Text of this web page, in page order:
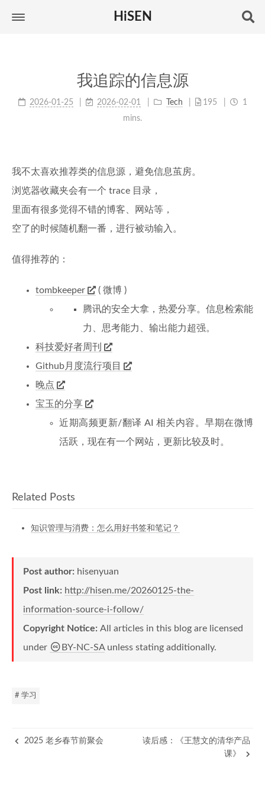
HiSEN
我追踪的信息源
2026-01-25 2026-02-01 Tech 195
1
mins.
我不太喜欢推荐类的信息源，避免信息茧房。
浏览器收藏夹会有一个 trace 目录，
里面有很多觉得不错的博客、网站等，
空了的时候随机翻一番，进行被动输入。
值得推荐的：
tombkeeper
( 微博 )
腾讯的安全大拿，热爱分享。信息检索能
力、思考能力、输出能力超强。
科技爱好者周刊
Github月度流行项目
晚点
宝玉的分享
近期高频更新/翻译 AI 相关内容。早期在微博
活跃，现在有一个网站，更新比较及时。
Related Posts
知识管理与消费：怎么用好书签和笔记？
Post author: hisenyuan
Post link: http://hisen.me/20260125-the-
information-source-i-follow/
Copyright Notice: All articles in this blog are licensed
under
BY-NC-SAunless stating additionally.
# 学习
2025 老乡春节前聚会
读后感：《王慧文的清华产品
课》